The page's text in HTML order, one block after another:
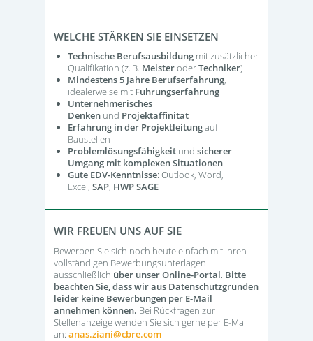
WELCHE STÄRKEN SIE EINSETZEN
Technische Berufsausbildung mit zusätzlicher
Qualifikation (z. B. MeisteroderTechniker)
Mindestens 5 Jahre Berufserfahrung,
idealerweise mit Führungserfahrung
Unternehmerisches
Denken und Projektaffinität
Erfahrung in der Projektleitungauf
Baustellen
Problemlösungsfähigkeit und sicherer
Umgang mit komplexen Situationen
Gute EDV-Kenntnisse: Outlook, Word,
Excel, SAP, HWP SAGE
WIR FREUEN UNS AUF SIE
Bewerben Sie sich noch heute einfach mit Ihren
vollständigen Bewerbungsunterlagen
ausschließlich über unser Online-Portal. Bitte
beachten Sie, dass wir aus Datenschutzgründen
leider keine Bewerbungen per E-Mail
annehmen können. Bei Rückfragen zur
Stellenanzeige wenden Sie sich gerne per E-Mail
an: anas.ziani@cbre.com